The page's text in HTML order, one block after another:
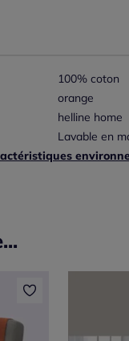
100% coton
orange
helline home
Lavable en